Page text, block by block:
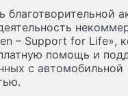
благотворительной
– Support for Life»,
помощь и
с автомобильной